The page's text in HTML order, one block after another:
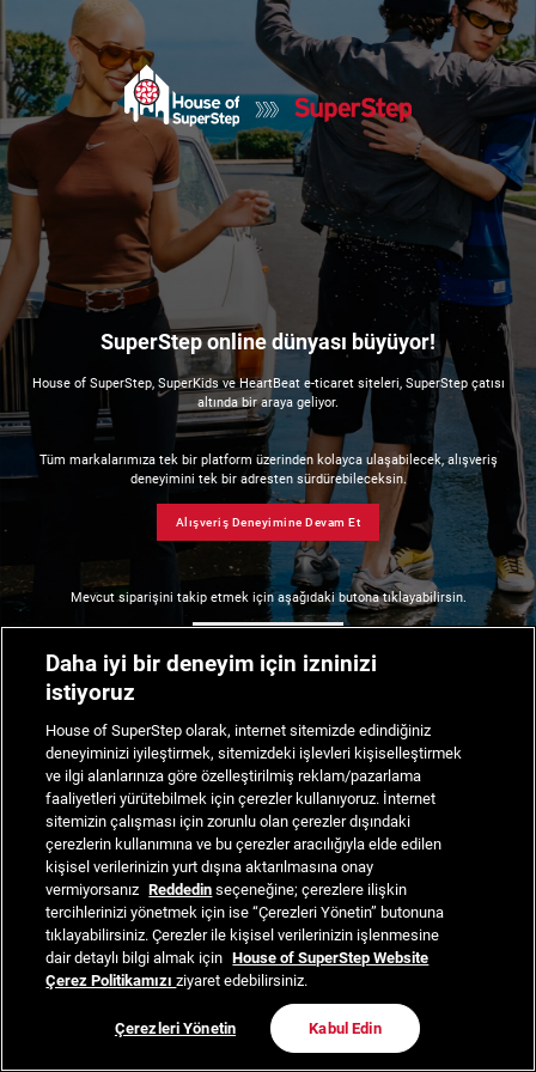
SuperStep online dünyası büyüyor!
House of SuperStep, SuperKids ve HeartBeat e-ticaret siteleri, SuperStep çatısı
altında bir araya geliyor.
Tüm markalarımıza tek bir platform üzerinden kolayca ulaşabilecek, alışveriş
deneyimini tek bir adresten sürdürebileceksin.
Alışveriş Deneyimine Devam Et
Mevcut siparişini takip etmek için aşağıdaki butona tıklayabilirsin.
Daha iyi bir deneyim için izninizi
istiyoruz
House of SuperStep olarak, internet sitemizde edindiğiniz
deneyiminizi iyileştirmek, sitemizdeki işlevleri kişiselleştirmek
ve ilgi alanlarınıza göre özelleştirilmiş reklam/pazarlama
faaliyetleri yürütebilmek için çerezler kullanıyoruz. İnternet
sitemizin çalışması için zorunlu olan çerezler dışındaki
çerezlerin kullanımına ve bu çerezler aracılığıyla elde edilen
kişisel verilerinizin yurt dışına aktarılmasına onay
vermiyorsanız Reddedin seçeneğine; çerezlere ilişkin
tercihlerinizi yönetmek için ise “Çerezleri Yönetin” butonuna
tıklayabilirsiniz. Çerezler ile kişisel verilerinizin işlenmesine
dair detaylı bilgi almak için House of SuperStep Website
Çerez Politikamızıziyaret edebilirsiniz.
Çerezleri Yönetin Kabul Edin